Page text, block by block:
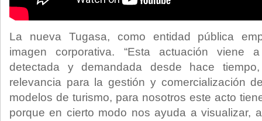
La nueva Tugasa, como entidad pública
imagen corporativa. “Esta actuación viene
detectada y demandada desde hace
relevancia para la gestión y comercialización
modelos de turismo, para nosotros este acto
porque en cierto modo nos ayuda a visualizar,